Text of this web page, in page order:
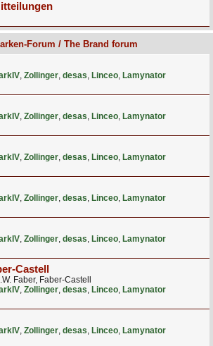
Forum / The Brand forum
, Zollinger, desas, Linceo, Lamynator
, Zollinger, desas, Linceo, Lamynator
, Zollinger, desas, Linceo, Lamynator
, Zollinger, desas, Linceo, Lamynator
, Zollinger, desas, Linceo, Lamynator
Castell
Faber, Faber-Castell
, Zollinger, desas, Linceo, Lamynator
, Zollinger, desas, Linceo, Lamynator